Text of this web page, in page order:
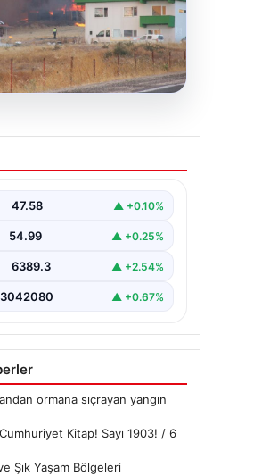
ormanlık alanda
47.58 ▲ +0.10%
54.99 ▲ +0.25%
6389.3 ▲ +2.54%
3042080 ▲ +0.67%
ormana sıçrayan yangın
Kitap! Sayı 1903! / 6
Şık Yaşam Bölgeleri